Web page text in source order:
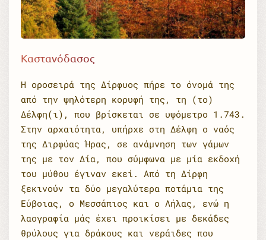
Καστανόδασος
Η οροσειρά της Δίρφυος πήρε το όνομά της
από την ψηλότερη κορυφή της, τη (το)
Δέλφη(ι), που βρίσκεται σε υψόμετρο 1.743.
Στην αρχαιότητα, υπήρχε στη Δέλφη ο ναός
της Διρφύας Ήρας, σε ανάμνηση των γάμων
της με τον Δία, που σύμφωνα με μία εκδοχή
του μύθου έγιναν εκεί. Από τη Δίρφη
ξεκινούν τα δύο μεγαλύτερα ποτάμια της
Εύβοιας, ο Μεσσάπιος και ο Λήλας, ενώ η
λαογραφία μάς έχει προικίσει με δεκάδες
θρύλους για δράκους και νεράιδες που